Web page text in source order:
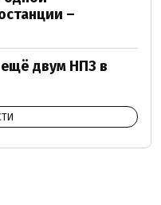
–
ещё двум НПЗ в